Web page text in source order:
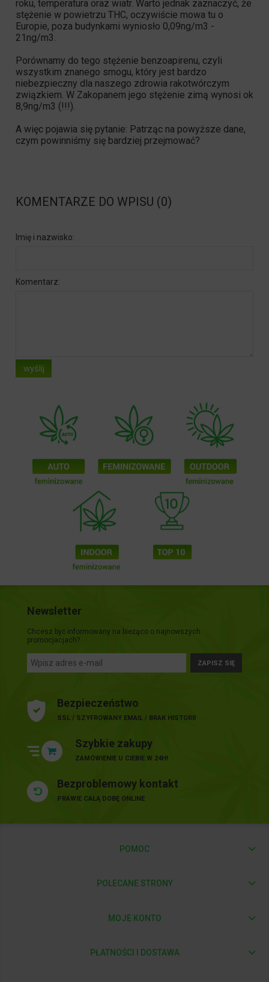
roku, temperatura oraz wiatr. Warto jednak zaznaczyć, że
stężenie w powietrzu THC, oczywiście mowa tu o
Europie, poza budynkami wyniosło 0,09ng/m3 -
21ng/m3.
Porównamy do tego stężenie benzoapirenu, czyli
wszystkim znanego smogu, który jest bardzo
niebezpieczny dla naszego zdrowia rakotwórczym
związkiem. W Zakopanem jego stężenie zimą wynosi ok
8,9ng/m3 (!!!).
A więc pojawia się pytanie: Patrząc na powyższe dane,
czym powinniśmy się bardziej przejmować?
KOMENTARZE DO WPISU (0)
Imię i nazwisko:
Komentarz:
wyślij
Newsletter
Chcesz być informowany na bieżąco o najnowszych
promocjacjach?
ZAPISZ SIĘ
Bezpieczeństwo
SSL / SZYFROWANY EMAIL / BRAK HISTORII
Szybkie zakupy
ZAMÓWIENIE U CIEBIE W 24H!
Bezproblemowy kontakt
PRAWIE CAŁĄ DOBĘ ONLINE
POMOC
POLECANE STRONY
MOJE KONTO
PŁATNOŚCI I DOSTAWA